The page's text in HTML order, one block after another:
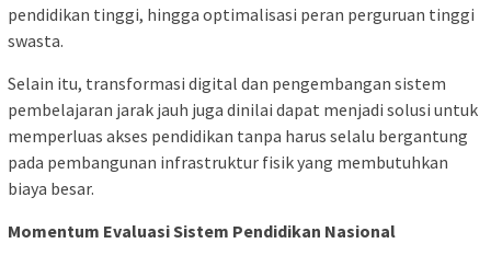
pendidikan tinggi, hingga optimalisasi peran perguruan tinggi
swasta.
Selain itu, transformasi digital dan pengembangan sistem
pembelajaran jarak jauh juga dinilai dapat menjadi solusi untuk
memperluas akses pendidikan tanpa harus selalu bergantung
pada pembangunan infrastruktur fisik yang membutuhkan
biaya besar.
Momentum Evaluasi Sistem Pendidikan Nasional